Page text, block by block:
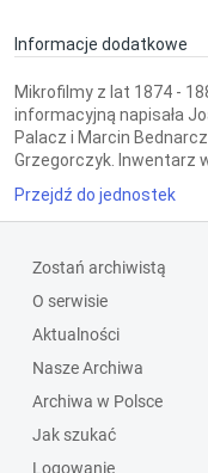
Informacje dodatkowe
Mikrofilmy z lat 1874 -
informacyjną napisała
Palacz i Marcin
Grzegorczyk. Inwentarz
Przejdź do jednostek
Zostań archiwistą
O serwisie
Aktualności
Nasze Archiwa
Archiwa w Polsce
Jak szukać
Logowanie